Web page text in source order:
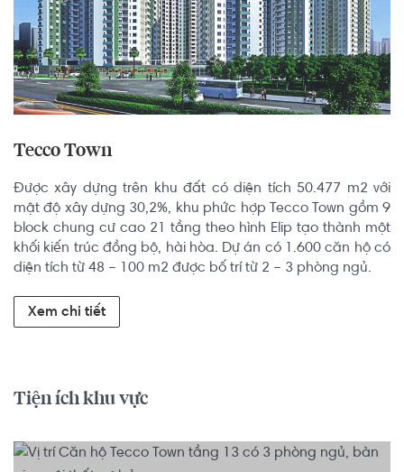
Tecco Town
Được xây dựng trên khu đất có diện tích 50.477 m2 với
mật độ xây dựng 30,2%, khu phức hợp Tecco Town gồm 9
block chung cư cao 21 tầng theo hình Elip tạo thành một
khối kiến trúc đồng bộ, hài hòa. Dự án có 1.600 căn hộ có
diện tích từ 48 – 100 m2 được bố trí từ 2 – 3 phòng ngủ.
Xem chi tiết
Tiện ích khu vực